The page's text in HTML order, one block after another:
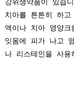
강위생약품이 있습
치아를 튼튼히 하
액이나 치아 영양크
잇몸에 피가 나고
나 리스테인을 사